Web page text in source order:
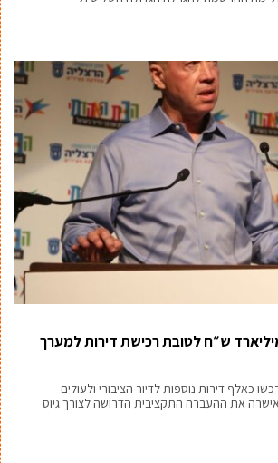
ש״ח לטובת רכישת דירות למערך
כאלף דירות נוספות לדיור הציבורי ולעולים
את ההעברה התקציבית הדרושה לצורך גיוס